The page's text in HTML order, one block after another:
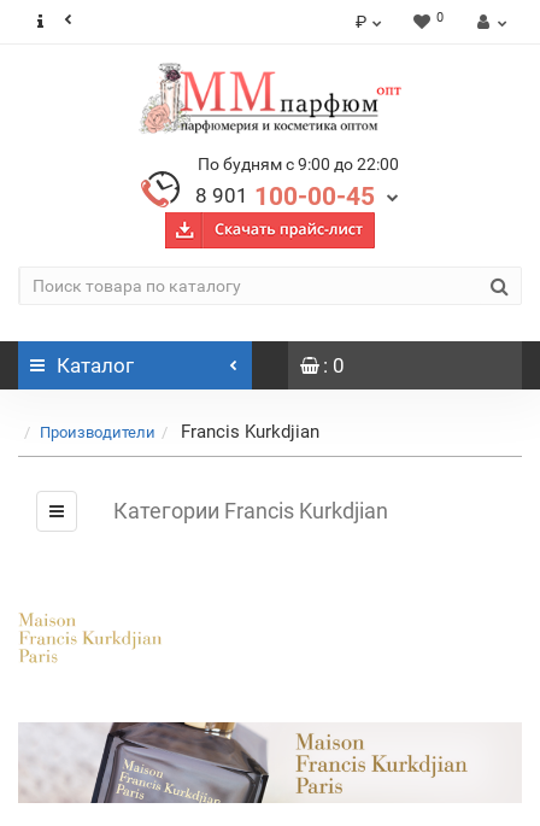
₽ 0
По будням с 9:00 до 22:00
8 901 100-00-45
Каталог : 0
Производители Francis Kurkdjian
Категории Francis Kurkdjian